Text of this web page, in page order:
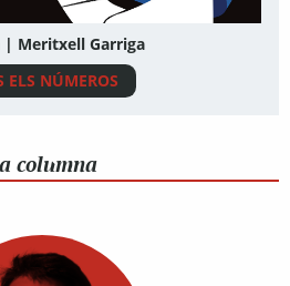
| Meritxell Garriga
ELS NÚMEROS
columna